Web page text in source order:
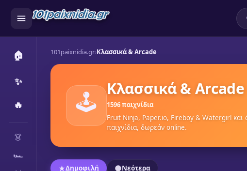
🏠
✨
🔥
👗
🏎️
101paixnidia.gr›Κλασσικά & Arcade
🕹️ Κλασσικά & Arcade
1596 παιχνίδια
Fruit Ninja, Paper.io, Fireboy & Watergirl και
παιχνίδια, δωρεάν online.
Δημοφιλή Νεότερα